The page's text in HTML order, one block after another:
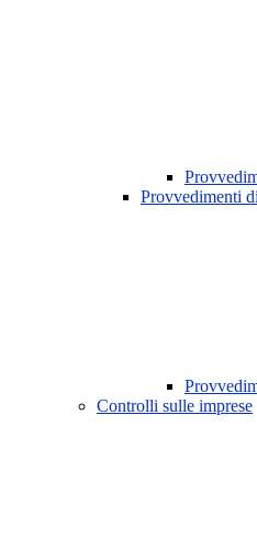
Provvedimenti
Controlli sulle imprese